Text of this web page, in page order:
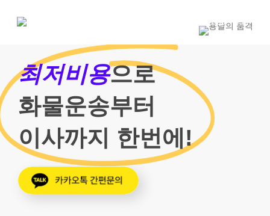
1800-7455
최저비용으로
화물운송부터
이사까지 한번에!